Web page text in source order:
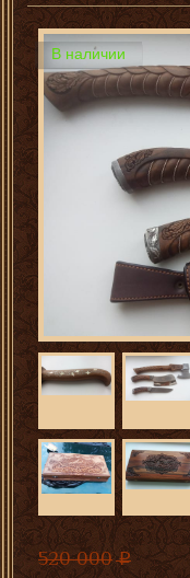
В наличии
520 000